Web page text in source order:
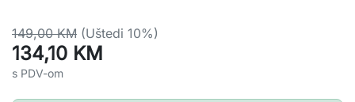
149,00 KM (Uštedi 10%)
134,10 KM
s PDV-om